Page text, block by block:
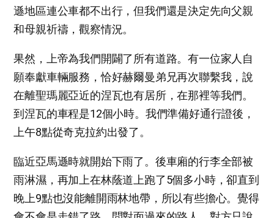
遜地區連公車都不出行，但我們還是決定先向父親
和母親祈禱，觀察情況。
果然，上帝為我們開闢了所有道路。有一位家人自
願奉獻車輛服務，恰好赫爾曼弟兄再次聯繫我，說
在離聖瑪麗亞近的涅瓦也有居所，在那裡等我們。
到涅瓦的車程是12個小時。我們準備好通行證後，
上午8點從奇克拉約出發了。
臨近亞馬遜時就開始下雨了。後車廂的行李全部被
雨淋濕，再加上在林蔭道上跑了5個多小時，卻直到
晚上9點也沒能離開雨林地帶，所以有些擔心。覺得